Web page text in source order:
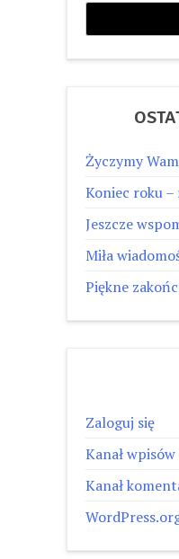
Życzymy
Koniec roku
Jeszcze
Miła
Piękne
Zaloguj się
Kanał wpisów
Kanał